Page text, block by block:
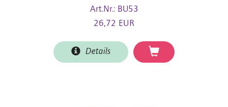
Art.Nr.: BU53
26,72 EUR
Details